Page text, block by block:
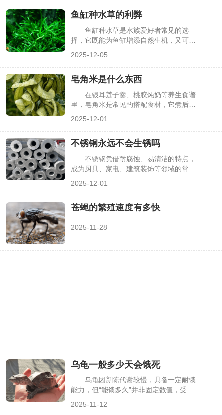
鱼缸种水草的利弊
鱼缸种水草是水族爱好者常见的选
择，它既能为鱼缸增添自然生机，又可能
带来一些养护难题。很多新手在纠结是否
详细分析鱼缸种水草的利弊，同时解答相
关热门问题，帮你做出合适的选择。
2025-12-05
皂角米是什么东西
在银耳莲子羹、桃胶炖奶等养生食谱
里，皂角米是常见的搭配食材，它煮后会
——其实皂角米并非“米”，而是特定植物
的种子，且不同品种的皂角米在品质、口
感上差异较大。明确这些关键信息，能让
大家更科学地选购和食用皂角米，下面详
细介绍相关要点。
2025-12-01
不锈钢永远不会生锈吗
不锈钢凭借耐腐蚀、易清洁的特点，
成为厨具、家电、建筑装饰等领域的常用
了会出现斑点、锈迹，这让“不锈钢是否
真的永远不生锈”成为疑问。其实，不锈
质、使用环境与保养方式，下面详细解析
2025-12-01
苍蝇的繁殖速度有多快
2025-11-28
乌龟一般多少天会饿死
乌龟因新陈代谢较慢，具备一定耐饿
能力，但“能饿多久”并非固定数值，受品
种、年龄、环境温度等因素影响差异较
2025-11-12